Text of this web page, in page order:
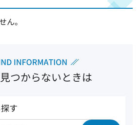
ん。
つからないときは
す